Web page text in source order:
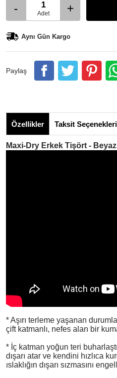
- Adet +
Aynı Gün Kargo
Paylaş
Özellikler Taksit Seçenekleri
Maxi-Dry Erkek Tişört -
* Aşırı terleme yaşanan
çift katmanlı, nefes alan bir
* İç katman yoğun teri
dışarı atar ve kendini hızlıca
ıslaklığın dışarı sızmasını